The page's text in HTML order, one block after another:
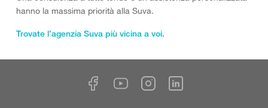
hanno la massima priorità alla Suva.
Trovate l’agenzia Suva più vicina a voi.